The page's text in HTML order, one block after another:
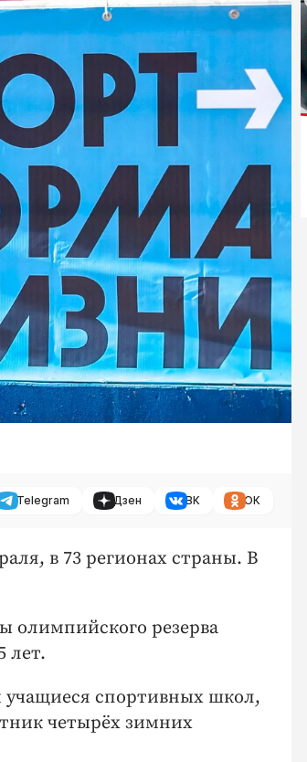
Telegram Дзен ВК ОК
в 73 регионах страны. В
олимпийского резерва
лет.
учащиеся спортивных школ,
четырёх зимних